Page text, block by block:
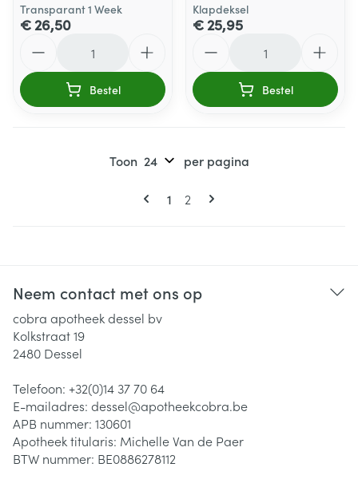
Transparant 1 Week
€ 26,50
Bestel
Klapdeksel
€ 25,95
Bestel
Pagina's
U lees momenteel pagina
1 Pagina
2
Toon per pagina
Neem contact met ons op
cobra apotheek dessel bv
Kolkstraat 19
2480 Dessel
Telefoon: +32(0)14 37 70 64
E-mailadres: dessel@apotheekcobra.be
APB nummer: 130601
Apotheek titularis: Michelle Van de Paer
BTW nummer: BE0886278112